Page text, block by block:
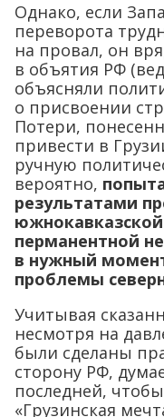
Однако, если
переворота
на провал, он
в объятия РФ
объясняли
о присвоении
Потери,
привести в
ручную
вероятно,
результатами
перманентной
в нужный
проблемы
Учитывая
несмотря на
были сделаны
сторону РФ,
последней,
«Грузинская